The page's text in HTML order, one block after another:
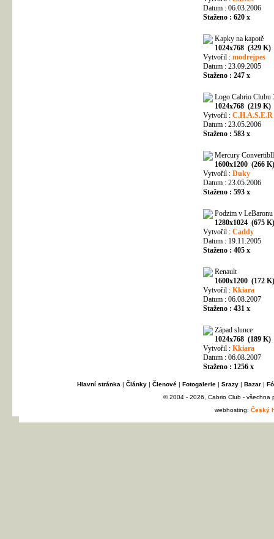
Datum : 06.03.2006
Staženo : 620 x
Kapky na kapotě
1024x768 (329 K)
Vytvořil : modrejpes
Datum : 23.09.2005
Staženo : 247 x
Logo Cabrio Clubu
1024x768 (219 K)
Vytvořil : C.H.A.S.E.R
Datum : 23.05.2006
Staženo : 583 x
Mercury
1600x1200 (266 K)
Vytvořil : Duky
Datum : 23.05.2006
Staženo : 593 x
Podzim v LeBaronu
1280x1024 (675 K)
Vytvořil : Caddy
Datum : 19.11.2005
Staženo : 405 x
Renault
1600x1200 (172 K)
Vytvořil : Kkiara
Datum : 06.08.2007
Staženo : 431 x
Západ slunce
1024x768 (189 K)
Vytvořil : Kkiara
Datum : 06.08.2007
Staženo : 1256 x
Hlavní stránka | Články| Členové| Fotogalerie| Srazy| Bazar|
© 2004 - 2026, Cabrio Club - všechna
webhosting: Český